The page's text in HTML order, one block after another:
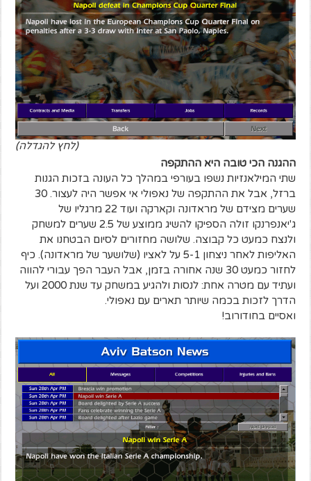
(לחץ להגדלה)
ההגנה הכי טובה היא ההתקפה
שתי המילאנזיות נשפו בעורפי במהלך כל העונה בזכות הגנות
ברזל, אבל את ההתקפה של נאפולי אי אפשר היה לעצור. 30
שערים מצידם של מראדונה וקארקה ועוד 22 מרגליו של
ג'יאנפרנקו זולה הספיקו להשיג ממוצע של 2.5 שערים למשחק
ולנצח כמעט כל קבוצה. שלושה מחזורים לסיום הבטחנו את
האליפות לאחר ניצחון 5-1 על לאציו (שלושער של מראדונה). כיף
לחזור כמעט 30 שנה אחורה בזמן, אבל העבר הפך עבורי להווה
ועתיד עם מטרה אחת: לנסות ולהגיע במשחק עד שנת 2000 ועל
הדרך לזכות בכמה שיותר תארים עם נאפולי.
ואסיים בחודורוב!